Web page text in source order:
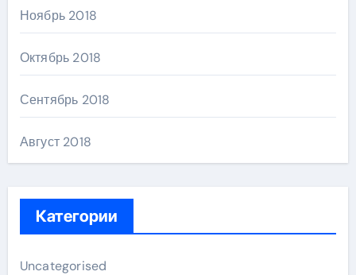
Ноябрь 2018
Октябрь 2018
Сентябрь 2018
Август 2018
Категории
Uncategorised